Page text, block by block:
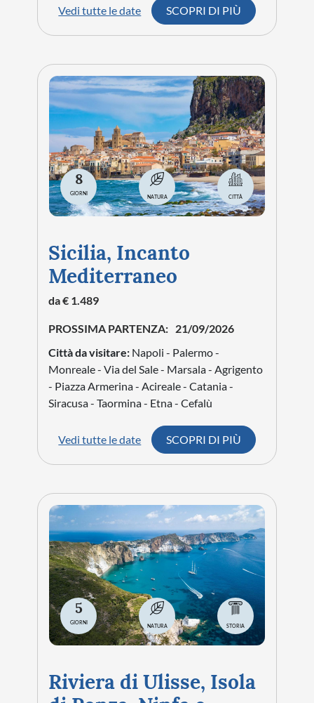
Vedi tutte le date SCOPRI DI PIÙ
8
GIORNI
NATURA CITTÀ
Sicilia, Incanto
Mediterraneo
da € 1.489
PROSSIMA PARTENZA: 21/09/2026
Città da visitare: Napoli - Palermo -
Monreale - Via del Sale - Marsala - Agrigento
- Piazza Armerina - Acireale - Catania -
Siracusa - Taormina - Etna - Cefalù
Vedi tutte le date SCOPRI DI PIÙ
5
GIORNI
NATURA STORIA
Riviera di Ulisse, Isola